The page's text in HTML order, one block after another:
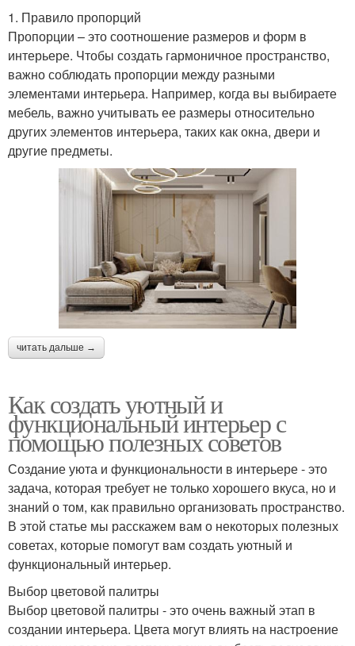
1. Правило пропорций
Пропорции – это соотношение размеров и форм в
интерьере. Чтобы создать гармоничное пространство,
важно соблюдать пропорции между разными
элементами интерьера. Например, когда вы выбираете
мебель, важно учитывать ее размеры относительно
других элементов интерьера, таких как окна, двери и
другие предметы.
читать дальше →
Как создать уютный и
функциональный интерьер с
помощью полезных советов
Создание уюта и функциональности в интерьере - это
задача, которая требует не только хорошего вкуса, но и
знаний о том, как правильно организовать пространство.
В этой статье мы расскажем вам о некоторых полезных
советах, которые помогут вам создать уютный и
функциональный интерьер.
Выбор цветовой палитры
Выбор цветовой палитры - это очень важный этап в
создании интерьера. Цвета могут влиять на настроение